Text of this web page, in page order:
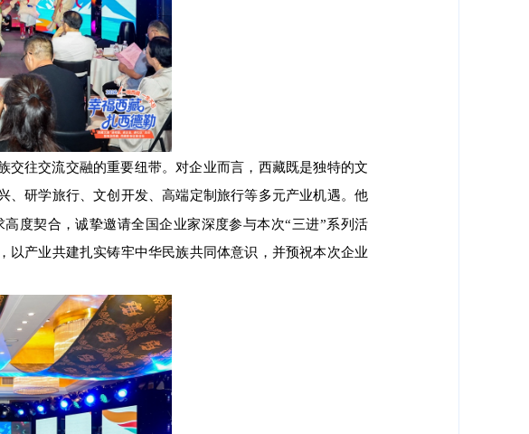
往交流交融的重要纽带。对企业而言，西藏既是独特的文
研学旅行、文创开发、高端定制旅行等多元产业机遇。他
度契合，诚挚邀请全国企业家深度参与本次“三进”系列活
产业共建扎实铸牢中华民族共同体意识，并预祝本次企业